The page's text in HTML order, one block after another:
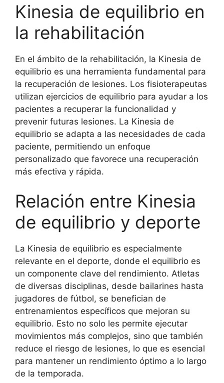
Kinesia de equilibrio en
la rehabilitación
En el ámbito de la rehabilitación, la Kinesia de
equilibrio es una herramienta fundamental para
la recuperación de lesiones. Los fisioterapeutas
utilizan ejercicios de equilibrio para ayudar a los
pacientes a recuperar la funcionalidad y
prevenir futuras lesiones. La Kinesia de
equilibrio se adapta a las necesidades de cada
paciente, permitiendo un enfoque
personalizado que favorece una recuperación
más efectiva y rápida.
Relación entre Kinesia
de equilibrio y deporte
La Kinesia de equilibrio es especialmente
relevante en el deporte, donde el equilibrio es
un componente clave del rendimiento. Atletas
de diversas disciplinas, desde bailarines hasta
jugadores de fútbol, se benefician de
entrenamientos específicos que mejoran su
equilibrio. Esto no solo les permite ejecutar
movimientos más complejos, sino que también
reduce el riesgo de lesiones, lo que es esencial
para mantener un rendimiento óptimo a lo largo
de la temporada.